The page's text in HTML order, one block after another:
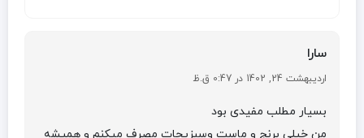
سارا
اردیبهشت 24, 1402 در 0:47 ق.ظ
بسیار مطلب مفیدی بود
من خیلی برنج و ماست وسبزیجات مصرف میکنم و همیشه